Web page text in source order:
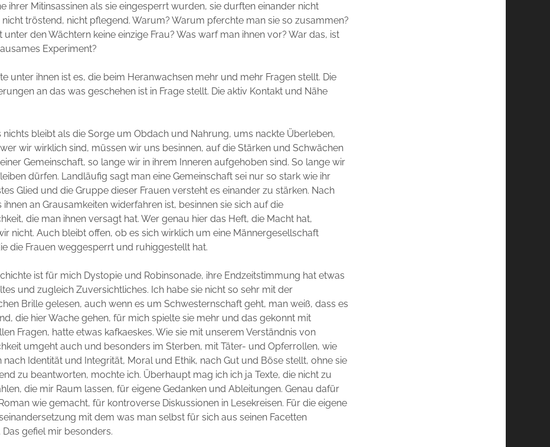
ihrer Mitinsassinen als sie eingesperrt wurden, sie durften einander nicht
nicht tröstend, nicht pflegend. Warum? Warum pferchte man sie so zusammen?
unter den Wächtern keine einzige Frau? Was warf man ihnen vor? War das, ist
Experiment?
unter ihnen ist es, die beim Heranwachsen mehr und mehr Fragen stellt. Die
an das was geschehen ist in Frage stellt. Die aktiv Kontakt und Nähe
nichts bleibt als die Sorge um Obdach und Nahrung, ums nackte Überleben,
wir wirklich sind, müssen wir uns besinnen, auf die Stärken und Schwächen
Gemeinschaft, so lange wir in ihrem Inneren aufgehoben sind. So lange wir
dürfen. Landläufig sagt man eine Gemeinschaft sei nur so stark wie ihr
Glied und die Gruppe dieser Frauen versteht es einander zu stärken. Nach
ihnen an Grausamkeiten widerfahren ist, besinnen sie sich auf die
die man ihnen versagt hat. Wer genau hier das Heft, die Macht hat,
nicht. Auch bleibt offen, ob es sich wirklich um eine Männergesellschaft
die Frauen weggesperrt und ruhiggestellt hat.
ist für mich Dystopie und Robinsonade, ihre Endzeitstimmung hat etwas
und zugleich Zuversichtliches. Ich habe sie nicht so sehr mit der
Brille gelesen, auch wenn es um Schwesternschaft geht, man weiß, dass es
die hier Wache gehen, für mich spielte sie mehr und das gekonnt mit
Fragen, hatte etwas kafkaeskes. Wie sie mit unserem Verständnis von
umgeht auch und besonders im Sterben, mit Täter- und Opferrollen, wie
nach Identität und Integrität, Moral und Ethik, nach Gut und Böse stellt, ohne sie
zu beantworten, mochte ich. Überhaupt mag ich ich ja Texte, die nicht zu
die mir Raum lassen, für eigene Gedanken und Ableitungen. Genau dafür
wie gemacht, für kontroverse Diskussionen in Lesekreisen. Für die eigene
mit dem was man selbst für sich aus seinen Facetten
gefiel mir besonders.